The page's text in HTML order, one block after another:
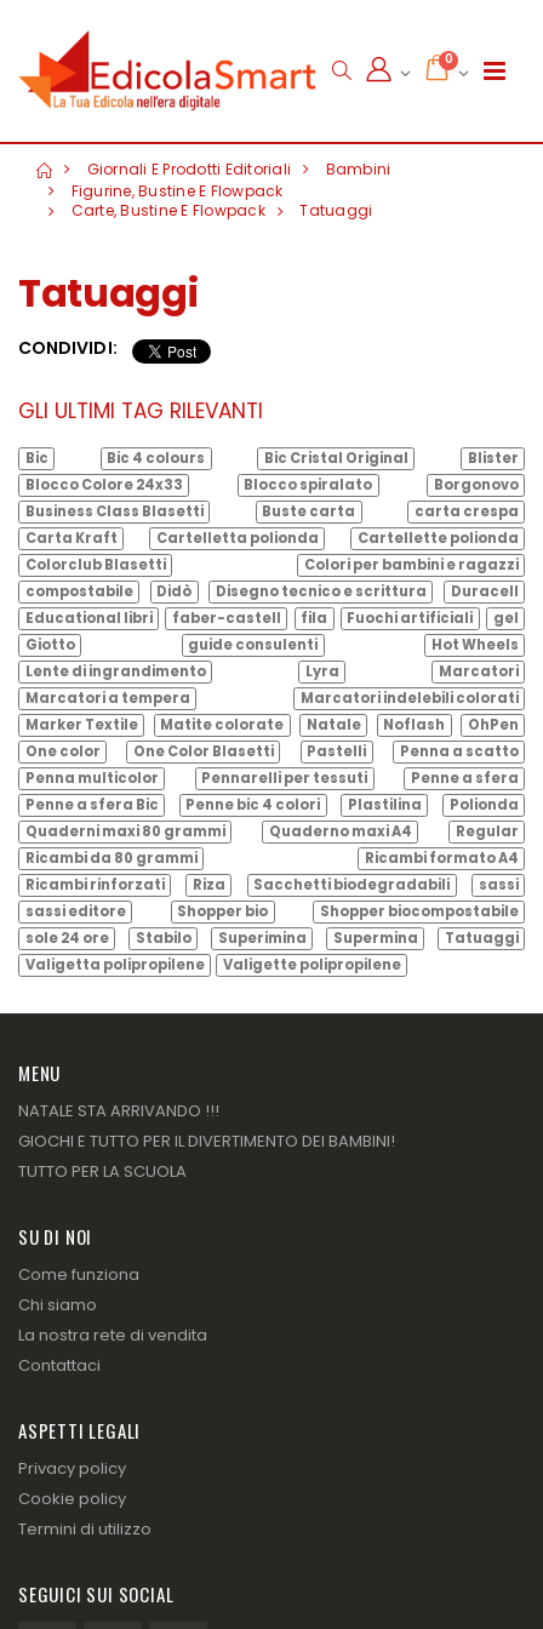
0
Giornali E Prodotti Editoriali
Bambini
Figurine, Bustine E Flowpack
Carte, Bustine E Flowpack
Tatuaggi
Tatuaggi
CONDIVIDI:
GLI ULTIMI TAG RILEVANTI
Bic Bic 4 colours Bic Cristal Original
Blister
Blocco Colore 24x33
Blocco spiralato
Borgonovo
Business Class Blasetti
Buste carta
carta crespa
Carta Kraft
Cartelletta polionda
Cartellette polionda
Colorclub Blasetti
Colori per bambini e ragazzi
compostabile
Didò Disegno tecnico e scrittura
Duracell
Educational libri
faber-castell fila Fuochi artificiali
gel
Giotto
guide consulenti
Hot Wheels
Lente di ingrandimento
Lyra
Marcatori
Marcatori a tempera
Marcatori indelebili colorati
Marker Textile
Matite colorate Natale Noflash
OhPen
One color
One Color Blasetti Pastelli
Penna a scatto
Penna multicolor
Pennarelli per tessuti
Penne a sfera
Penne a sfera Bic
Penne bic 4 colori Plastilina
Polionda
Quaderni maxi 80 grammi
Quaderno maxi A4
Regular
Ricambi da 80 grammi
Ricambi formato A4
Ricambi rinforzati
Riza Sacchetti biodegradabili
sassi
sassi editore
Shopper bio
Shopper biocompostabile
sole 24 ore
Stabilo Superimina Supermina
Tatuaggi
Valigetta polipropilene
Valigette polipropilene
MENU
NATALE STA ARRIVANDO !!!
GIOCHI E TUTTO PER IL DIVERTIMENTO DEI BAMBINI!
TUTTO PER LA SCUOLA
SU DI NOI
Come funziona
Chi siamo
La nostra rete di vendita
Contattaci
ASPETTI LEGALI
Privacy policy
Cookie policy
Termini di utilizzo
SEGUICI SUI SOCIAL